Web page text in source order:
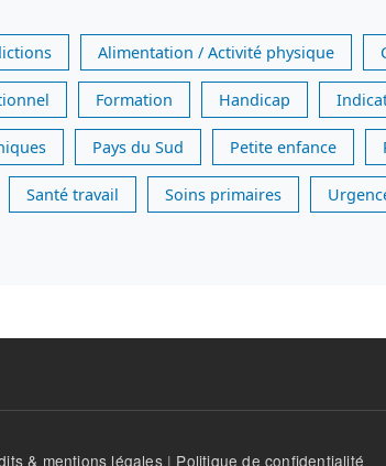
Alimentation / Activité physique
Formation Handicap
Pays du Sud Petite enfance
Santé travail Soins primaires
& mentions légales| Politique de confidentialité